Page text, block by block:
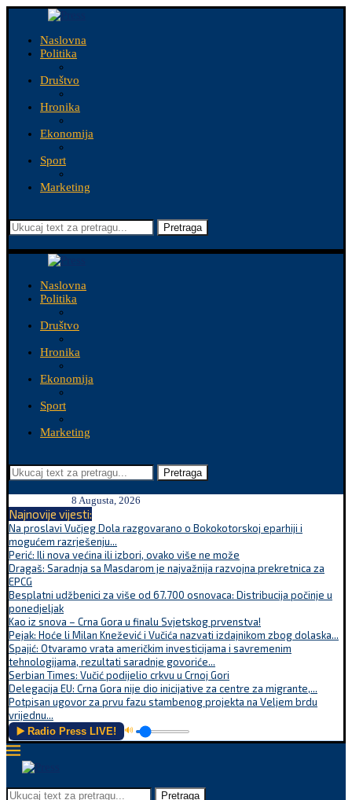
Naslovna
Politika
Društvo
Hronika
Ekonomija
Sport
Marketing
Pretraga
Naslovna
Politika
Društvo
Hronika
Ekonomija
Sport
Marketing
Pretraga
8 Augusta, 2026
Najnovije vijesti:
Na proslavi Vučjeg Dola razgovarano o Bokokotorskoj eparhiji i
mogućem razrješenju...
Perić: Ili nova većina ili izbori, ovako više ne može
Dragaš: Saradnja sa Masdarom je najvažnija razvojna prekretnica za
EPCG
Besplatni udžbenici za više od 67.700 osnovaca: Distribucija počinje u
ponedjeljak
Kao iz snova – Crna Gora u finalu Svjetskog prvenstva!
Pejak: Hoće li Milan Knežević i Vučića nazvati izdajnikom zbog dolaska...
Spajić: Otvaramo vrata američkim investicijama i savremenim
tehnologijama, rezultati saradnje govoriće...
Serbian Times: Vučić podijelio crkvu u Crnoj Gori
Delegacija EU: Crna Gora nije dio inicijative za centre za migrante,...
Potpisan ugovor za prvu fazu stambenog projekta na Veljem brdu
vrijednu...
▶️ Radio Press LIVE! 🔊
Pretraga